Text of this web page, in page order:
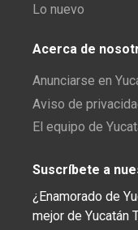
Lo nuevo
Acerca de
Anunciarse en
Aviso de
El equipo de
Suscríbete a
¿Enamorado de
mejor de Yucatán